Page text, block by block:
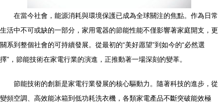
在當今社會，能源消耗與環境保護已成為全球關注的焦點。作為日常
生活中不可或缺的一部分，家用電器的節能性能不僅影響著家庭開支，更
關系到整個社會的可持續發展。從最初的“美好愿望”到如今的“必然選
擇”，節能技術在家電行業的演進，正推動著一場深刻的變革。
節能技術的創新是家電行業發展的核心驅動力。隨著科技的進步，從
變頻空調、高效能冰箱到低功耗洗衣機，各類家電產品不斷突破能效極